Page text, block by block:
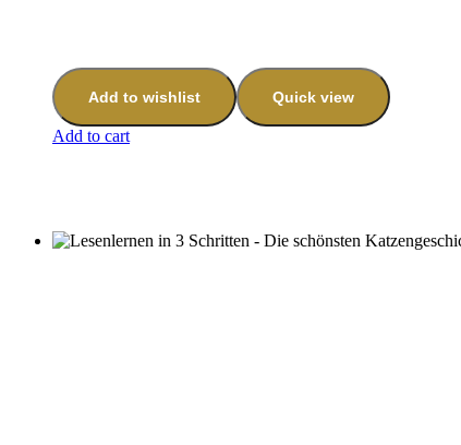
Add to wishlist Quick view
Add to cart